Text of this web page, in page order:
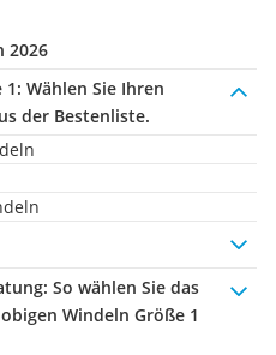
2026
1: Wählen Sie Ihren
der Bestenliste.
: So wählen Sie das
Windeln Größe 1